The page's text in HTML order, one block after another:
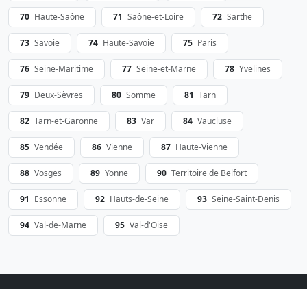
70 Haute-Saône 71 Saône-et-Loire 72 Sarthe
73 Savoie 74 Haute-Savoie 75 Paris
76 Seine-Maritime 77 Seine-et-Marne 78 Yvelines
79 Deux-Sèvres 80 Somme 81 Tarn
82 Tarn-et-Garonne 83 Var 84 Vaucluse
85 Vendée 86 Vienne 87 Haute-Vienne
88 Vosges 89 Yonne 90 Territoire de Belfort
91 Essonne 92 Hauts-de-Seine 93 Seine-Saint-Denis
94 Val-de-Marne 95 Val-d'Oise